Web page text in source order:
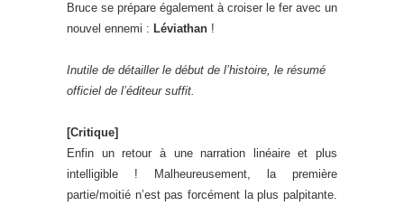
Bruce se prépare également à croiser le fer avec un
nouvel ennemi : Léviathan !
Inutile de détailler le début de l’histoire, le résumé
officiel de l’éditeur suffit.
[Critique]
Enfin un retour à une narration linéaire et plus
intelligible ! Malheureusement, la première
partie/moitié n’est pas forcément la plus palpitante.